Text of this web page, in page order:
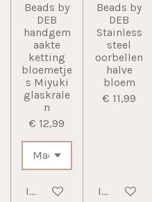
Beads by
DEB
handgem
aakte
ketting
bloemetje
s Miyuki
glaskrale
n
€ 12,99
In winkelwagen
Beads by
DEB
Stainless
steel
oorbellen
halve
bloem
€ 11,99
In